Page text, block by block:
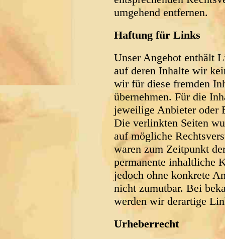
umgehend entfernen.
Haftung für Links
Unser Angebot enthält
auf deren Inhalte wir
wir für diese fremden
übernehmen. Für die
jeweilige Anbieter oder
Die verlinkten Seiten
auf mögliche
waren zum Zeitpunkt
permanente inhaltliche
jedoch ohne konkrete
nicht zumutbar. Bei
werden wir derartige
Urheberrecht